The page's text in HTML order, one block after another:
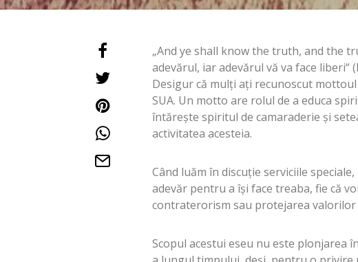
„And ye shall know the truth, and the
adevărul, iar adevărul vă va face liberi“
Desigur că mulţi aţi recunoscut
SUA. Un motto are rolul de a educa
întăreşte spiritul de camaraderie şi
activitatea acesteia.
Când luăm în discuţie serviciile
adevăr pentru a îşi face treaba, fie că
contraterorism sau protejarea
Scopul acestui eseu nu este plonjarea